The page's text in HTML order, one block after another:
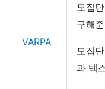
VARPA
모집
구해
모집
과 텍